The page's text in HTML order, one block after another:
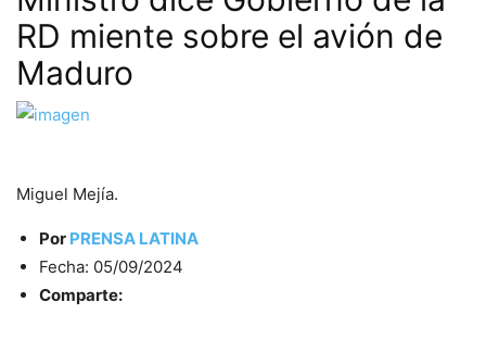
RD miente sobre el avión de
Maduro
Miguel Mejía.
Por PRENSA LATINA
Fecha: 05/09/2024
Comparte: